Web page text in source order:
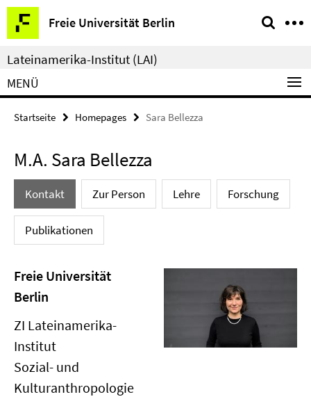
Springe
direkt
zu
Inhalt
Freie Universität Berlin
Service-
Navigation
Lateinamerika-Institut (LAI)
MENÜ
Startseite Homepages Sara Bellezza
M.A. Sara Bellezza
Kontakt Zur Person Lehre Forschung
Publikationen
Freie Universität
Berlin
ZI Lateinamerika-
Institut
Sozial- und
Kulturanthropologie